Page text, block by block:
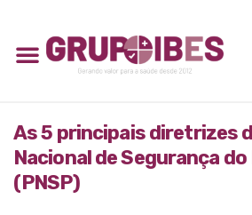
As 5 principais diretrizes
Nacional de Segurança
(PNSP)